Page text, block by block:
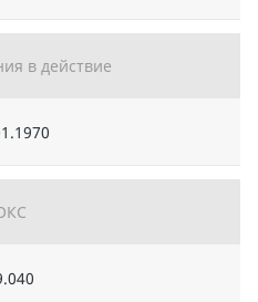
в действие